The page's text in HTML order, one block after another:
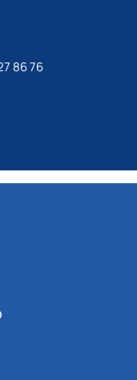
86 76